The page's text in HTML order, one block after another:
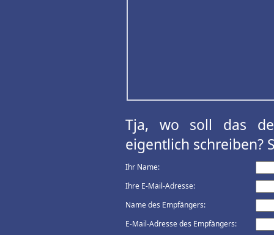
Tja, wo soll das
eigentlich schreiben?
Ihr Name:
Ihre E-Mail-Adresse:
Name des Empfängers:
E-Mail-Adresse des Empfängers: